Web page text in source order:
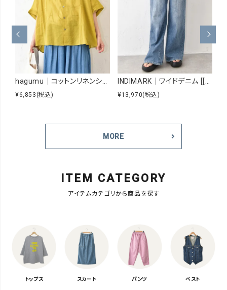
hagumu｜コットンリネンシアーシャツ [[hag-229]][C]
¥6,853 (税込)
INDIMARK｜ワイドデニム [[WJ167]][C]
¥13,970(税込)
MORE
ITEM CATEGORY
アイテムカテゴリから商品を探す
トップス スカート パンツ ベスト